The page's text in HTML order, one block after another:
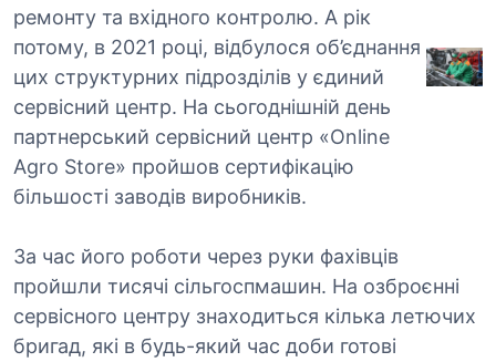
ремонту та вхідного контролю. А рік
потому, в 2021 році, відбулося об’єднання
цих структурних підрозділів у єдиний
сервісний центр. На сьогоднішній день
партнерський сервісний центр «Online
Agro Store» пройшов сертифікацію
більшості заводів виробників.
За час його роботи через руки фахівців
пройшли тисячі сільгоспмашин. На озброєнні
сервісного центру знаходиться кілька летючих
бригад, які в будь-який час доби готові